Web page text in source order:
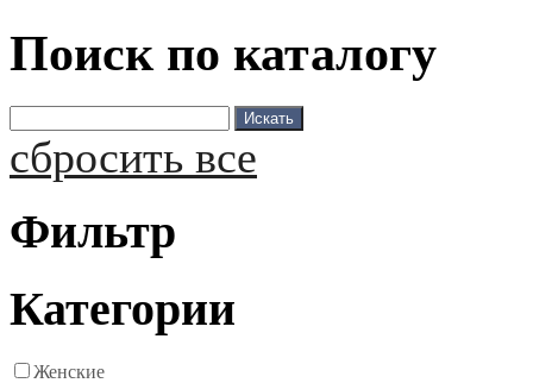
Поиск по каталогу
сбросить все
Фильтр
Категории
Женские